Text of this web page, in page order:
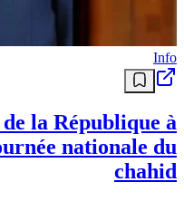
Info
la République à
nationale du
chahid